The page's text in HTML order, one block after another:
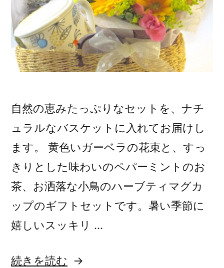
ア
レ
ン
ジ”
自然の恵みたっぷりなセットを、ナチ
ュラルなバスケットに入れてお届けし
ます。 黄色いガーベラの花束と、すっ
きりとした味わいのペパーミントのお
茶、お洒落な小鳥のハーブティマグカ
ップのギフトセットです。暑い季節に
嬉しいスッキリ …
“ミ
続きを読む